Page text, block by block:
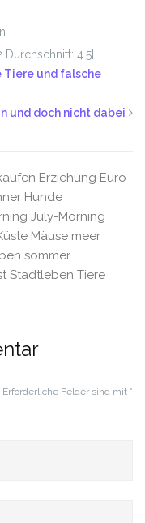
Durchschnitt: 4.5]
Tiere und falsche
und doch nicht dabei
Erziehung Euro-
Hunde
July-Morning
Mäuse meer
sommer
Stadtleben Tiere
Erforderliche Felder sind mit *